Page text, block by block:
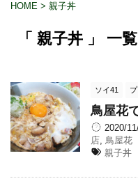
HOME > 親子丼
「 親子丼 」 一覧
ソイ41
鳥屋花
2020/
店 鳥屋花
親子丼